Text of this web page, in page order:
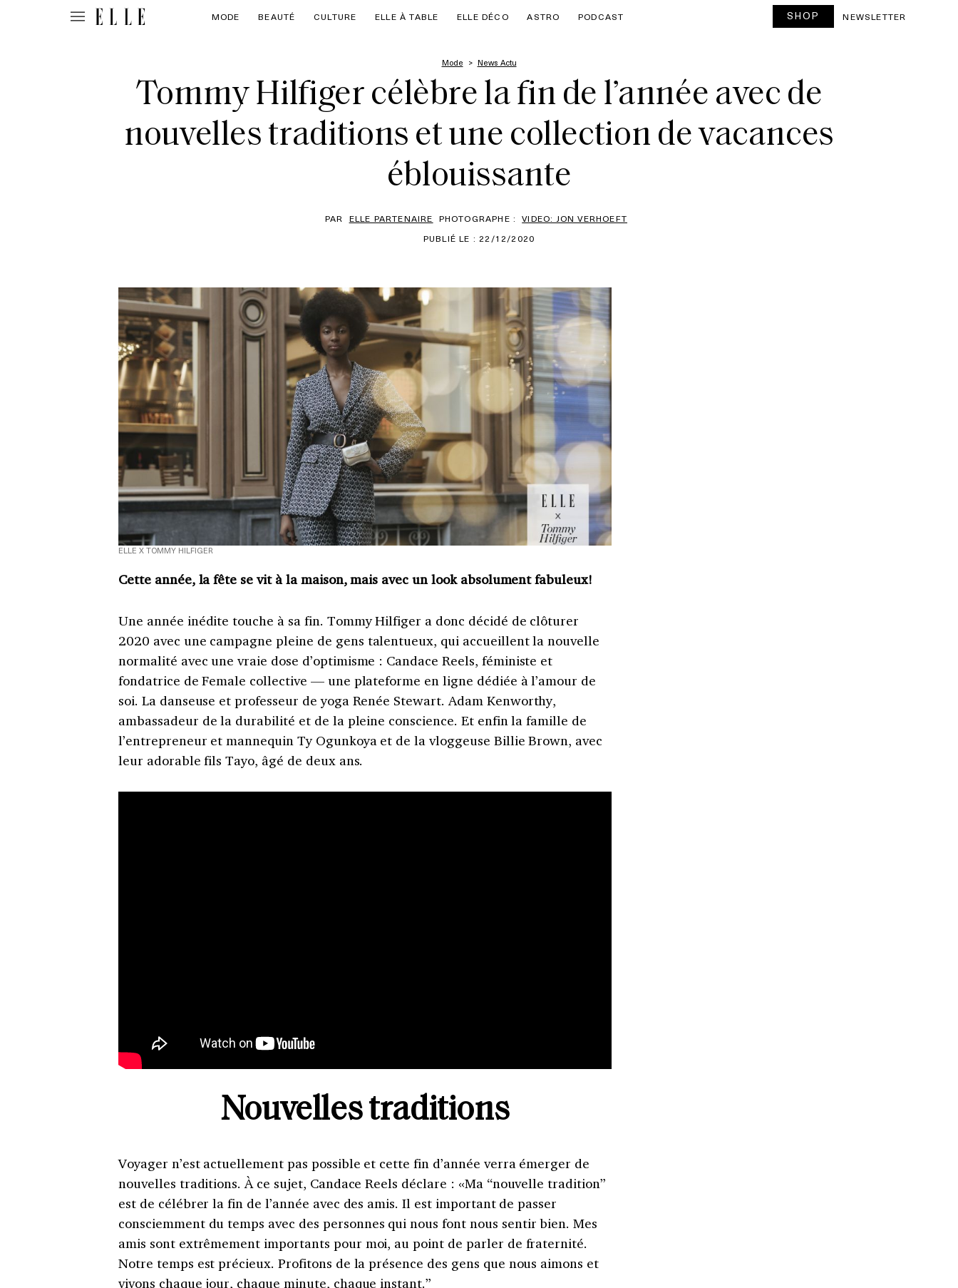
MODE BEAUTÉ CULTURE ELLE À TABLE ELLE DÉCO ASTRO PODCAST SHOP NEWSLETTER
Mode News Actu
Tommy Hilfiger célèbre la fin de l’année avec de
nouvelles traditions et une collection de vacances
éblouissante
PAR ELLE PARTENAIRE PHOTOGRAPHE : VIDEO: JON VERHOEFT
PUBLIÉ LE : 22/12/2020
ELLE X TOMMY HILFIGER
Cette année, la fête se vit à la maison, mais avec un look absolument fabuleux!
Une année inédite touche à sa fin. Tommy Hilfiger a donc décidé de clôturer
2020 avec une campagne pleine de gens talentueux, qui accueillent la nouvelle
normalité avec une vraie dose d’optimisme : Candace Reels, féministe et
fondatrice de Female collective — une plateforme en ligne dédiée à l’amour de
soi. La danseuse et professeur de yoga Renée Stewart. Adam Kenworthy,
ambassadeur de la durabilité et de la pleine conscience. Et enfin la famille de
l’entrepreneur et mannequin Ty Ogunkoya et de la vloggeuse Billie Brown, avec
leur adorable fils Tayo, âgé de deux ans.
Nouvelles traditions
Voyager n’est actuellement pas possible et cette fin d’année verra émerger de
nouvelles traditions. À ce sujet, Candace Reels déclare : «Ma “nouvelle tradition”
est de célébrer la fin de l’année avec des amis. Il est important de passer
consciemment du temps avec des personnes qui nous font nous sentir bien. Mes
amis sont extrêmement importants pour moi, au point de parler de fraternité.
Notre temps est précieux. Profitons de la présence des gens que nous aimons et
vivons chaque jour, chaque minute, chaque instant.”